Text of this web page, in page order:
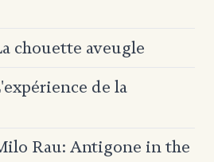
chouette aveugle
de la
Rau: Antigone in the